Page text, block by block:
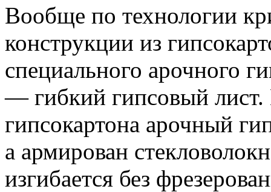
Вообще по технологии
конструкции из
специального арочного
— гибкий гипсовый
гипсокартона арочный
а армирован
изгибается без